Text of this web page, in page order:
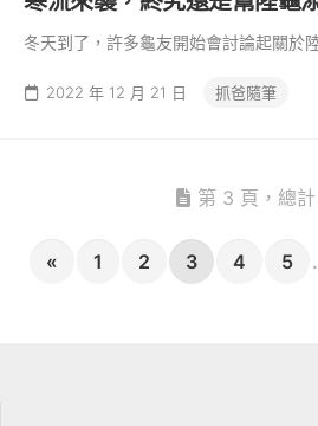
冬天到了，許多龜友開始會討論起關於
2022 年 12 月 21 日 抓爸隨筆
第 3 頁，總
« 1 2 3 4 5